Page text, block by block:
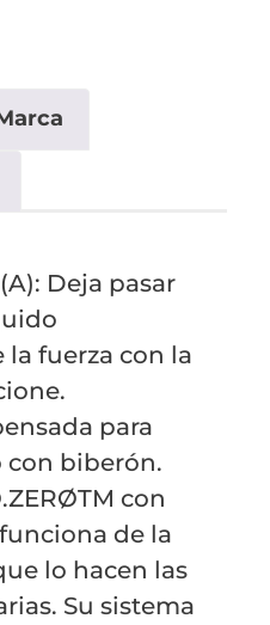
Deja pasar
fuerza con la
para
biberón.
con
de la
lo hacen las
Su sistema